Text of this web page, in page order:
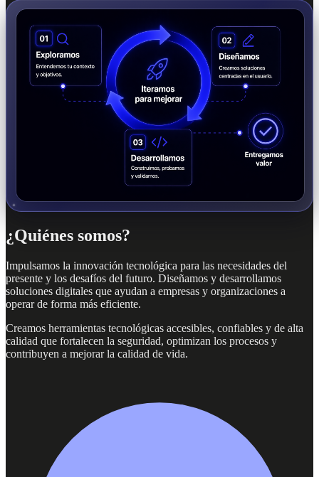
¿Quiénes somos?
Impulsamos la innovación tecnológica para las necesidades del
presente y los desafíos del futuro. Diseñamos y desarrollamos
soluciones digitales que ayudan a empresas y organizaciones a
operar de forma más eficiente.
Creamos herramientas tecnológicas accesibles, confiables y de alta
calidad que fortalecen la seguridad, optimizan los procesos y
contribuyen a mejorar la calidad de vida.